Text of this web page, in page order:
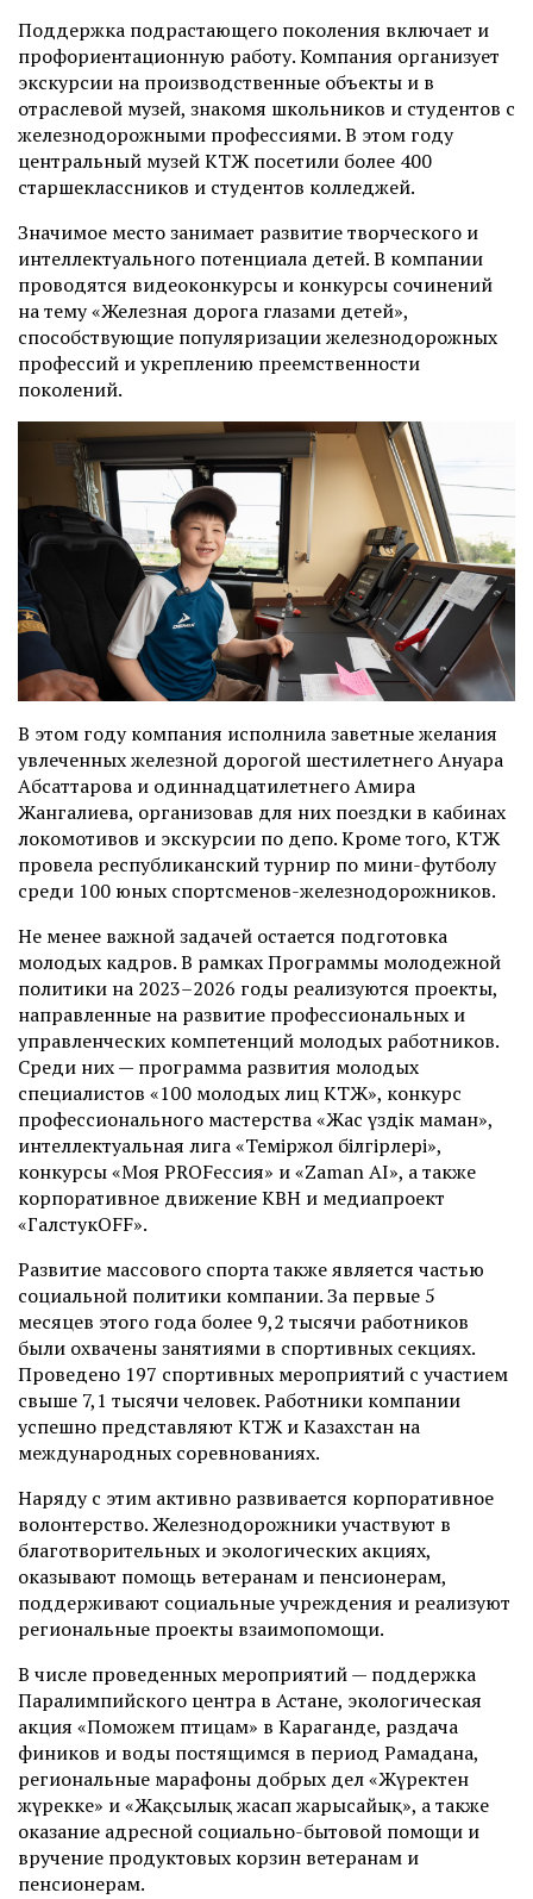
Поддержка подрастающего поколения включает и
профориентационную работу. Компания организует
экскурсии на производственные объекты и в
отраслевой музей, знакомя школьников и студентов с
железнодорожными профессиями. В этом году
центральный музей КТЖ посетили более 400
старшеклассников и студентов колледжей.
Значимое место занимает развитие творческого и
интеллектуального потенциала детей. В компании
проводятся видеоконкурсы и конкурсы сочинений
на тему «Железная дорога глазами детей»,
способствующие популяризации железнодорожных
профессий и укреплению преемственности
поколений.
В этом году компания исполнила заветные желания
увлеченных железной дорогой шестилетнего Ануара
Абсаттарова и одиннадцатилетнего Амира
Жангалиева, организовав для них поездки в кабинах
локомотивов и экскурсии по депо. Кроме того, КТЖ
провела республиканский турнир по мини-футболу
среди 100 юных спортсменов-железнодорожников.
Не менее важной задачей остается подготовка
молодых кадров. В рамках Программы молодежной
политики на 2023–2026 годы реализуются проекты,
направленные на развитие профессиональных и
управленческих компетенций молодых работников.
Среди них — программа развития молодых
специалистов «100 молодых лиц КТЖ», конкурс
профессионального мастерства «Жас үздік маман»,
интеллектуальная лига «Теміржол білгірлері»,
конкурсы «Моя PROFессия» и «Zaman AI», а также
корпоративное движение КВН и медиапроект
«ГалстукOFF».
Развитие массового спорта также является частью
социальной политики компании. За первые 5
месяцев этого года более 9,2 тысячи работников
были охвачены занятиями в спортивных секциях.
Проведено 197 спортивных мероприятий с участием
свыше 7,1 тысячи человек. Работники компании
успешно представляют КТЖ и Казахстан на
международных соревнованиях.
Наряду с этим активно развивается корпоративное
волонтерство. Железнодорожники участвуют в
благотворительных и экологических акциях,
оказывают помощь ветеранам и пенсионерам,
поддерживают социальные учреждения и реализуют
региональные проекты взаимопомощи.
В числе проведенных мероприятий — поддержка
Паралимпийского центра в Астане, экологическая
акция «Поможем птицам» в Караганде, раздача
фиников и воды постящимся в период Рамадана,
региональные марафоны добрых дел «Жүректен
жүрекке» и «Жақсылық жасап жарысайық», а также
оказание адресной социально-бытовой помощи и
вручение продуктовых корзин ветеранам и
пенсионерам.